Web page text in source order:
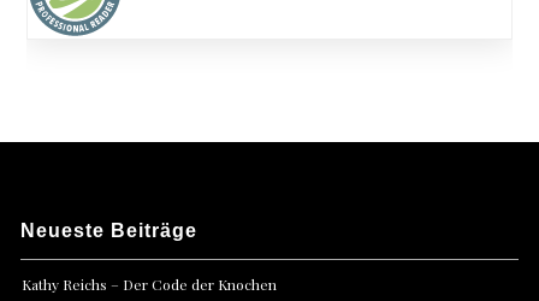
Neueste Beiträge
Kathy Reichs – Der Code der Knochen